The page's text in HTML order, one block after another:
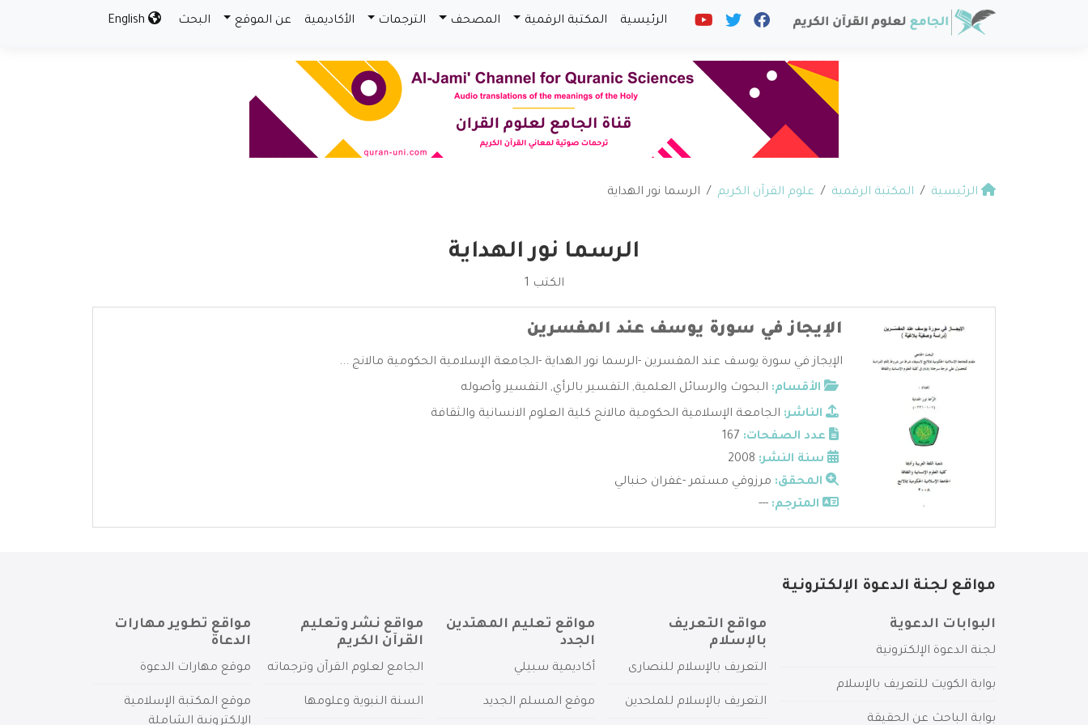
الرئيسية المكتبة الرقمية المصحف الترجمات الأكاديمية عن الموقع البحث
الرئيسية المكتبة الرقمية علوم القرآن الكريم الرسما نور الهداية
الرسما نور الهداية
الكتب 1
الإيجاز في سورة يوسف عند المفسرين
الإيجاز في سورة يوسف عند المفسرين -الرسما نور الهداية -الجامعة الإسلامية الحكومية مالانج ...
الأقسام: البحوث والرسائل العلمية, التفسير بالرأي, التفسير وأصوله
الناشر: الجامعة الإسلامية الحكومية مالانج كلية العلوم الانسانية والثقافة
عدد الصفحات:
سنة النشر:
المحقق: مرزوقي مستمر -غفران حنبالي
المترجم: ---
مواقع لجنة الدعوة الإلكترونية
البوابات الدعوية
لجنة الدعوة الإلكترونية
بوابة الكويت للتعريف بالإسلام
بوابة الباحث عن الحقيقة
مواقع التعريف
بالإسلام
التعريف بالإسلام للنصارى
التعريف بالإسلام للملحدين
مواقع تعليم المهتدين
الجدد
أكاديمية سبيلي
موقع المسلم الجديد
مواقع نشر وتعليم
القرآن الكريم
الجامع لعلوم القرآن وترجماته
السنة النبوية وعلومها
مواقع تطوير مهارات
الدعاة
موقع مهارات الدعوة
موقع المكتبة الإسلامية
الإلكترونية الشاملة